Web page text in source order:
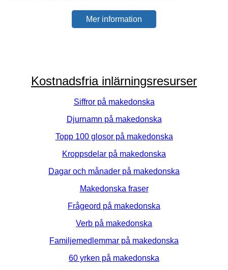
Mer information
Kostnadsfria inlärningsresurser
Siffror på makedonska
Djurnamn på makedonska
Topp 100 glosor på makedonska
Kroppsdelar på makedonska
Dagar och månader på makedonska
Makedonska fraser
Frågeord på makedonska
Verb på makedonska
Familjemedlemmar på makedonska
60 yrken på makedonska